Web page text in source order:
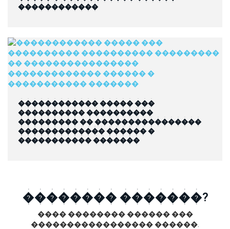
������������
������������ ����� ���
���������� ����������
��������� �� ����������������
������������� ������ �
����������� �������
�������� �������?
���� �������� ������ ���
����������������� ������.